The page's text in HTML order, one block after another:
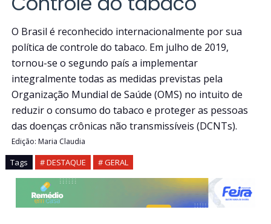
O Brasil é reconhecido internacionalmente por sua
política de controle do tabaco. Em julho de 2019,
tornou-se o segundo país a implementar
integralmente todas as medidas previstas pela
Organização Mundial de Saúde (OMS) no intuito de
reduzir o consumo do tabaco e proteger as pessoas
das doenças crônicas não transmissíveis (DCNTs).
Edição: Maria Claudia
Tags # DESTAQUE # GERAL